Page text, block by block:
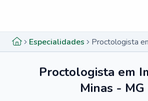
Especialidades
Proctologista em
Minas - MG